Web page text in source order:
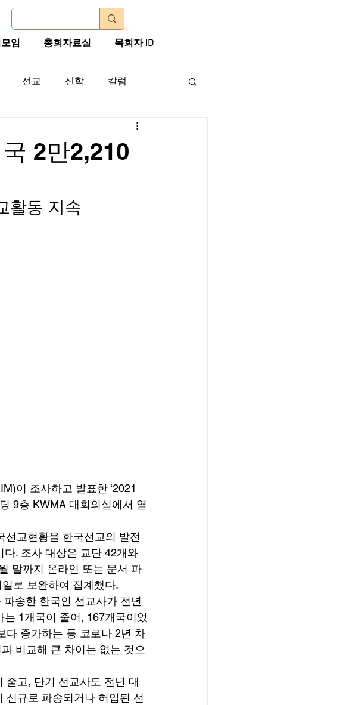
임 총회자료실 목회자 ID
선교 신학 칼럼
2만2,210
활동 지속
이 조사하고 발표한 ‘2021
9층 KWMA 대회의실에서 열
교현황을 한국선교의 발전
. 조사 대상은 교단 42개와
말까지 온라인 또는 문서 파
로 보완하여 집계했다.
송한 한국인 선교사가 전년
1개국이 줄어, 167개국이었
다 증가하는 등 코로나 2년 차
비교해 큰 차이는 없는 것으
줄고, 단기 선교사도 전년 대
신규로 파송되거나 허입된 선